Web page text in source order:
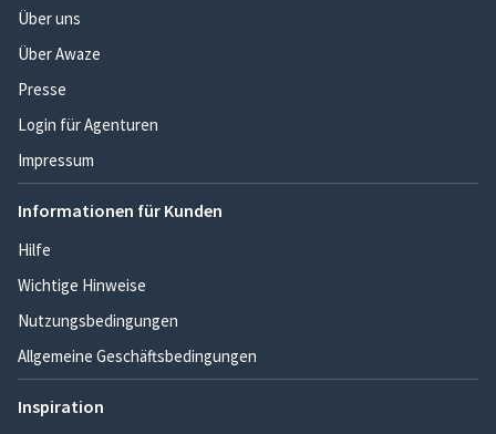
Über uns
Über Awaze
Presse
Login für Agenturen
Impressum
Informationen für Kunden
Hilfe
Wichtige Hinweise
Nutzungsbedingungen
Allgemeine Geschäftsbedingungen
Inspiration